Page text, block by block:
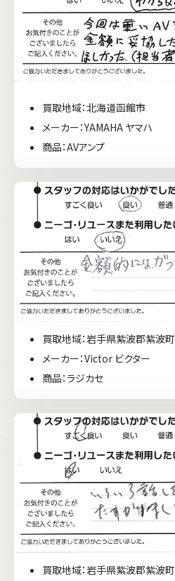
買取地域：北海道函館市
メーカー：YAMAHA ヤマハ
商品：AVアンプ
買取地域：岩手県紫波郡紫波町
メーカー：Victor ビクター
商品：ラジカセ
買取地域：岩手県紫波郡紫波町